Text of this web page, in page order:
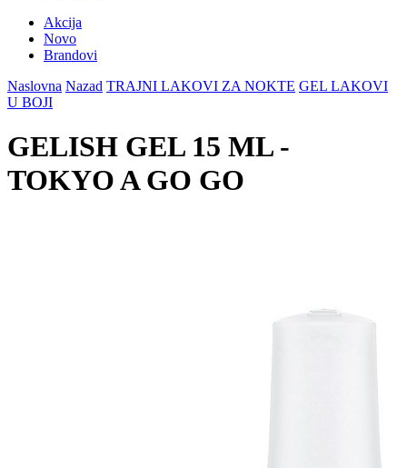
Akcija
Novo
Brandovi
Naslovna Nazad TRAJNI LAKOVI ZA NOKTE GEL LAKOVI
U BOJI
GELISH GEL 15 ML -
TOKYO A GO GO